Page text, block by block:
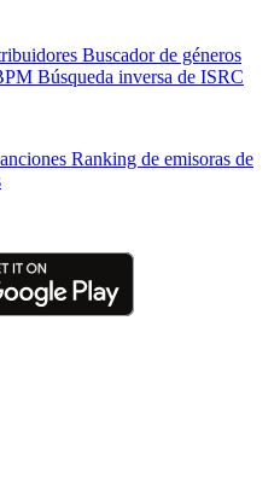
Buscador de géneros
Búsqueda inversa de ISRC
Ranking de emisoras de